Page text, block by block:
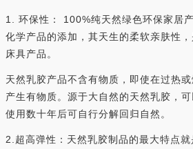
1. 环保性： 100%纯天然绿色环保家居
化学产品的添加，其天生的柔软亲肤性
床具产品。
天然乳胶产品不含有物质，即使在过热
产生有物质。源于大自然的天然乳胶，可
使用数十年后可自行分解回归自然。
2.超高弹性：天然乳胶制品的最大特点